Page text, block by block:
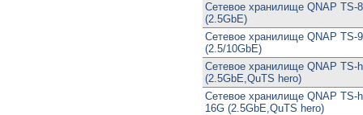
Сетевое хранилище QNAP TS-
(2.5GbE)
Сетевое хранилище QNAP TS-
(2.5/10GbE)
Сетевое хранилище QNAP TS-
(2.5GbE,QuTS hero)
Сетевое хранилище QNAP TS-
16G (2.5GbE,QuTS hero)